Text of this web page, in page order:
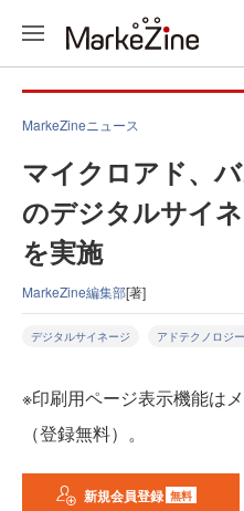
MarkeZineニュース
マイクロアド、
のデジタルサイ
を実施
MarkeZine編集部[著]
デジタルサイネージ アドテクノロジー
※印刷用ページ表示機能は
（登録無料）。
新規会員登録 無料